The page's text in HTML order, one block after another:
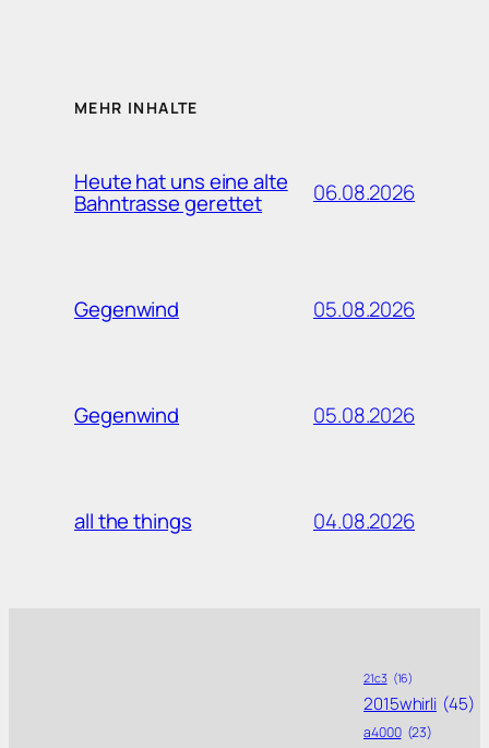
MEHR INHALTE
Heute hat uns eine alte
Bahntrasse gerettet 06.08.2026
Gegenwind 05.08.2026
Gegenwind 05.08.2026
all the things 04.08.2026
21c3 (16)
2015whirli (45)
a4000 (23)